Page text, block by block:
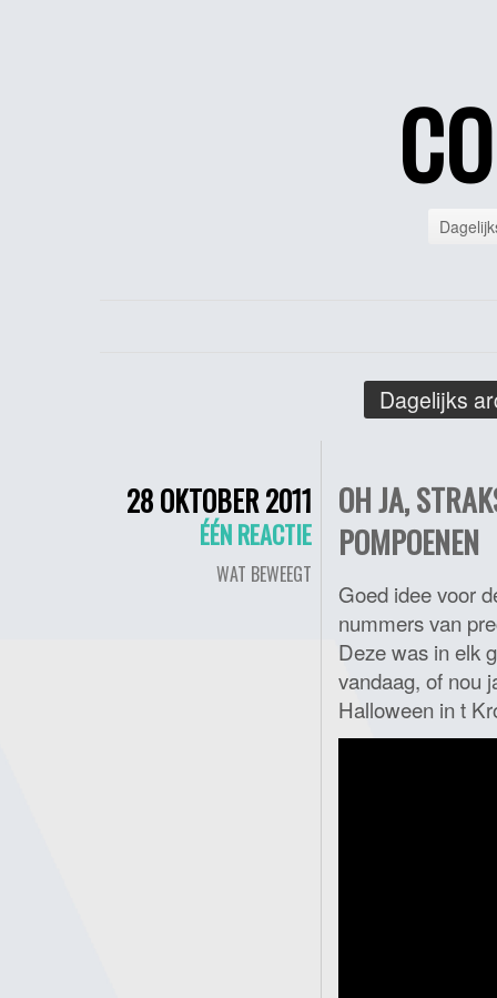
Dagelijks
28 OKTOBER 2011
ÉÉN REACTIE
WAT BEWEEGT
OH JA,
POMPOENEN
Goed idee voor
nummers van
Deze was in elk
vandaag, of nou
Halloween in t